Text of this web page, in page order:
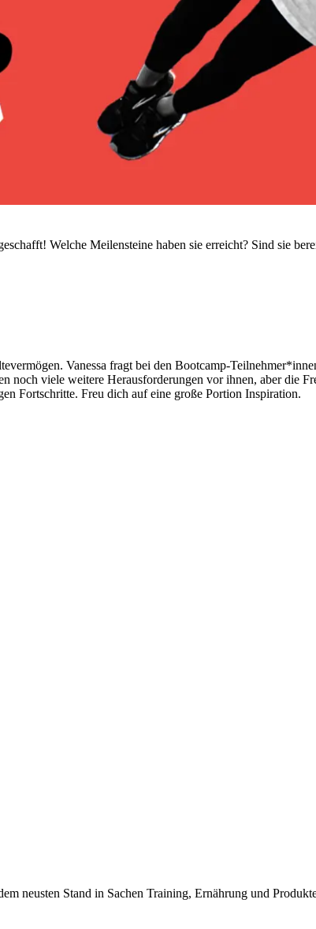
Welche Meilensteine haben sie erreicht? Sind sie
Vanessa fragt bei den Bootcamp-
noch viele weitere Herausforderungen vor ihnen, aber die
Fortschritte. Freu dich auf eine große Portion Inspiration.
neusten Stand in Sachen Training, Ernährung und